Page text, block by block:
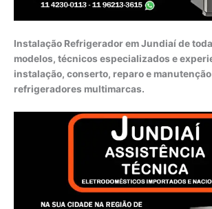
Instalação Refrigerador em Jundiaí de
modelos, técnicos especializados e
instalação, conserto, reparo e
refrigeradores multimarcas.